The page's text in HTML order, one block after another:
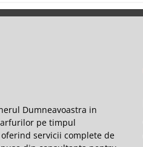
Dumneavoastra in
pe timpul
servicii complete de